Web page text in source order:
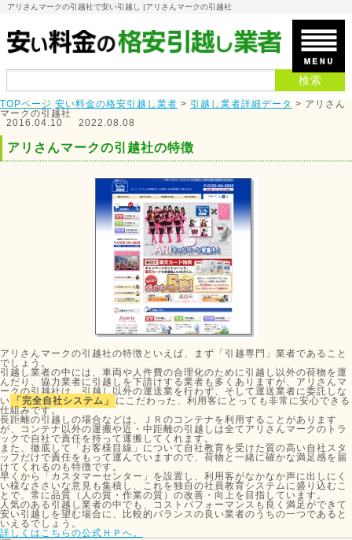
アリさんマークの引越社で安い引越し |アリさんマークの引越社
TOPページ 安い料金の格安引越し業者 > 引越し業者詳細データ > アリさん
マークの引越社
2016.04.10
2022.08.08
アリさんマークの引越社の特徴
アリさんマークの引越社の特徴といえば、まず「引越専門」業者であること
でしょう。
引越し業者の中には、車両や人件費の合理化のために引越し以外の荷物を運
んだり、協力業者に引越しを下請けする業者も多くありますが、アリさんマ
ークの引越社は、引越し以外の運送業を行わず、そして運送業者に委託しな
い
「完全自社システム」
にこだわった、利用客にとっても非常に安心できる
仕組みです。
長距離の引越しの場合などは、ＪＲのコンテナを利用することがあります
が、コンテナ以外の運搬や近・中距離の引越しは全てアリさんマークのトラ
ックで自社で責任を持って運搬してくれます。
また、徹底して「お客様目線」について自社教育を受けた質の高い自社スタ
ッフだけで責任をもって運んでいますので、荷物と一緒に確かな満足感を届
けてくれるのも特徴です。
早くから「カスタマーセンター」を設置し、利用客がなかなか声に出しにく
い様なささいな意見も集積し、これを独自の社員教育システムに盛り込むこ
とで、常に品質（人の質・作業の質）の改善・向上を目指しています。
人気のある引越し業者の中でも、コストパフォーマンスも良く満足ができて
安い引越しを望む場合に、比較的バランスの良い業者のうちの一つであると
いえるでしょう。
詳しくはこちらの公式ＨＰへ。